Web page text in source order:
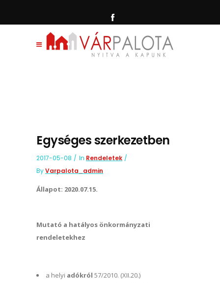
Egységes szerkezetben
2017-05-08 In Rendeletek
ByVarpalota_admin
Állapot: 2020.07.15.
Mutató a hatályos önkormányzati
rendeletekhez
a helyi adókról 57/2010. (XII.20.)